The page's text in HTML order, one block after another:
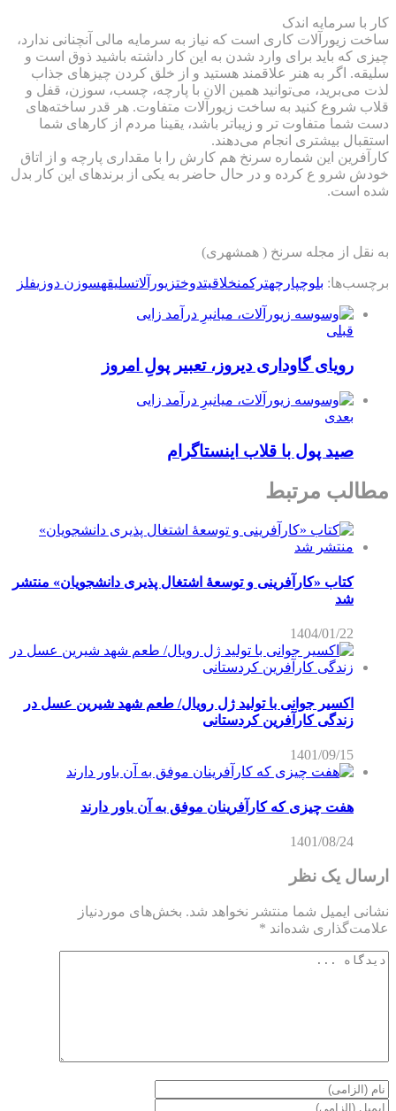
کار با سرمایه اندک
ساخت زیورآلات کاری است که نیاز به سرمایه مالی آنچنانی ندارد،
چیزی که باید برای وارد شدن به این کار داشته باشید ذوق است و
سلیقه. اگر به هنر علاقمند هستید و از خلق کردن چیزهای جذاب
لذت می‌برید، می‌توانید همین الان با پارچه، چسب، سوزن، قفل و
قلاب شروع کنید به ساخت زیورآلات متفاوت. هر قدر ساخته‌های
دست شما متفاوت تر و زیباتر باشد، یقینا مردم از کارهای شما
استقبال بیشتری انجام می‌دهند.
کارآفرین این شماره سرنخ هم کارش را با مقداری پارچه و از اتاق
خودش شرو ع کرده و در حال حاضر به یکی از برندهای این کار بدل
شده است.
به نقل از مجله سرنخ ( همشهری)
برچسب‌ها: بلوچپارچهترکمنخلاقیتدوختزیورآلاتسلیقهسوزن دوزیفلز
قبلی
رویای گاوداری دیروز، تعبیر پولِ امروز
بعدی
صید پول با قلاب اینستاگرام
مطالب مرتبط
کتاب «کارآفرینی و توسعۀ اشتغال پذیری دانشجویان» منتشر
شد
1404/01/22
اکسیر جوانی با تولید ژل رویال/ طعم شهد شیرین عسل‌ در
زندگی کارآفرین کردستانی
1401/09/15
هفت چیزی که کارآفرینان موفق به آن باور دارند
1401/08/24
ارسال یک نظر
نشانی ایمیل شما منتشر نخواهد شد. بخش‌های موردنیاز
علامت‌گذاری شده‌اند *